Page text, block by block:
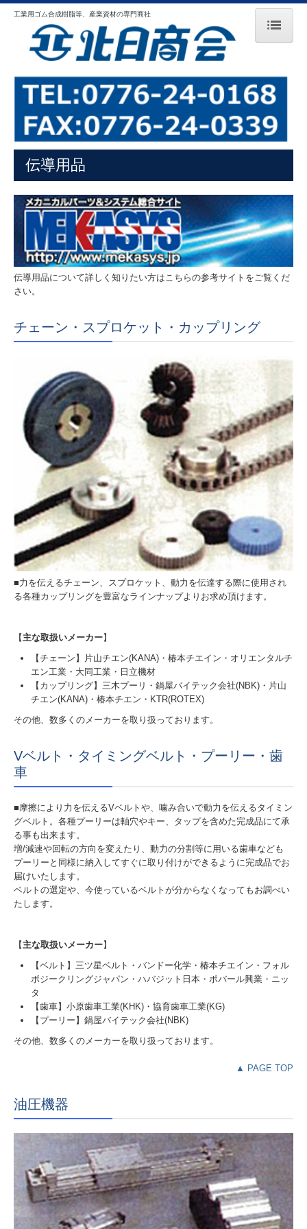
HOME
ご挨拶
会社案内
伝導用品
保温材料
フェルト・不織布
お困り事解決
交通案内
リンク集
お問合せ
個人情報保護方針
工業用ゴム合成樹脂等、産業資材の専門商社
伝導用品
伝導用品について詳しく知りたい方はこちらの参考サイトをご覧くだ
さい。
チェーン・スプロケット・カップリング
■力を伝えるチェーン、スプロケット、動力を伝達する際に使用され
る各種カップリングを豊富なラインナップよりお求め頂けます。
【 主な取扱いメーカー】
【チェーン】片山チエン(KANA)・椿本チエイン・オリエンタルチ
エン工業・大同工業・日立機材
【カップリング】三木プーリ・鍋屋バイテック会社(NBK)・片山
チエン(KANA)・椿本チエン・KTR(ROTEX)
その他、数多くのメーカーを取り扱っております。
Vベルト・タイミングベルト・プーリー・歯
車
■摩擦により力を伝えるVベルトや、噛み合いで動力を伝えるタイミン
グベルト。各種プーリーは軸穴やキー、タップを含めた完成品にて承
る事も出来ます。
増/減速や回転の方向を変えたり、動力の分割等に用いる歯車なども
プーリーと同様に納入してすぐに取り付けができるように完成品でお
届けいたします。
ベルトの選定や、今使っているベルトが分からなくなってもお調べい
たします。
【 主な取扱いメーカー】
【ベルト】三ツ星ベルト・バンドー化学・椿本チエイン・フォル
ボジークリングジャパン・ハバジット日本・ポバール興業・ニッ
タ
【歯車】小原歯車工業(KHK)・協育歯車工業(KG)
【プーリー】鍋屋バイテック会社(NBK)
その他、数多くのメーカーを取り扱っております。
▲ PAGE TOP
油圧機器